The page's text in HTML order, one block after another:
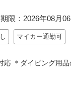
限： 2026年08月
マイカー通勤可
応 ＊ダイビング用